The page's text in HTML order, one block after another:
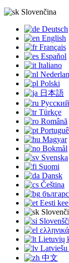
Slovenčina
Deutsch
English
Français
Español
Italiano
Polski
日本語
Русский
Türkçe
Română
Magyar
Bokmål
Svenska
Suomi
Dansk
Čeština
Eesti
ελληνικά
Lietuvių
中文